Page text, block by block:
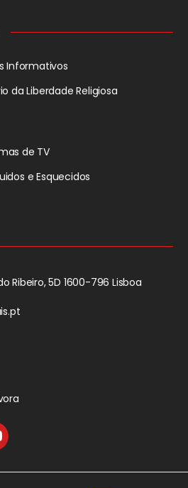
Informativos
da Liberdade Religiosa
de TV
e Esquecidos
Ribeiro, 5D 1600-796 Lisboa